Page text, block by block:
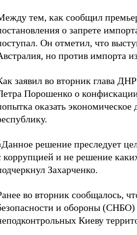
тем, как сообщил
о запрете
Он отметил, что
но против импорта
заявил во вторник глава
Порошенко о
оказать
решение преследует
коррупцией и не решение
Захарченко.
во вторник сообщалось,
и обороны (СНБО)
Киеву